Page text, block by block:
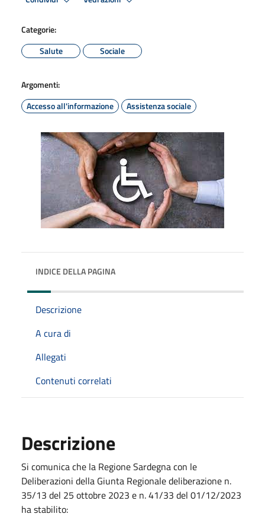
Categorie:
Salute
Sociale
Argomenti:
Accesso all'informazione
Assistenza sociale
INDICE DELLA PAGINA
Descrizione
A cura di
Allegati
Contenuti correlati
Descrizione
Si comunica che la Regione Sardegna con le
Deliberazioni della Giunta Regionale deliberazione n.
35/13 del 25 ottobre 2023 e n. 41/33 del 01/12/2023
ha stabilito: